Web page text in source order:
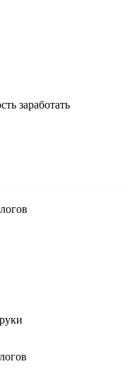
заработать